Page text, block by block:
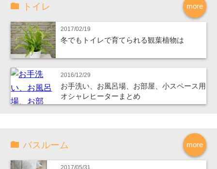
more
トイレ
2017/02/19
冬でもトイレで育てられる観葉植物は
2016/12/29
お手洗い、お風呂場、お部屋、小スペース用
オシャレヒーターまとめ
more
バスルーム
2017/05/31